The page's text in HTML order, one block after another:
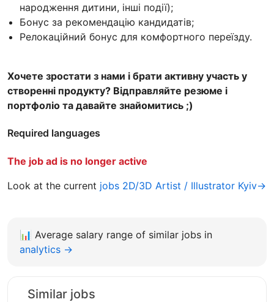
народження дитини, інші події);
Бонус за рекомендацію кандидатів;
Релокаційний бонус для комфортного переїзду.
Хочете зростати з нами і брати активну участь у
створенні продукту? Відправляйте резюме і
портфоліо та давайте знайомитись ;)
Required languages
The job ad is no longer active
Look at the current jobs 2D/3D Artist / Illustrator Kyiv→
📊 Average salary range of similar jobs in
analytics →
Similar jobs